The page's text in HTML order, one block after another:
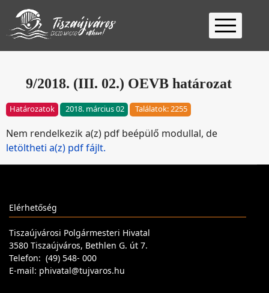
Kezdőlap
2026
9/2018. (III. 02.) OEVB határozat
Határozatok 2018. március 02 Találatok: 2255
Nem rendelkezik a(z) pdf beépülő modullal, de
letöltheti a(z) pdf fájlt.
Elérhetőség
Tiszaújvárosi Polgármesteri Hivatal
3580 Tiszaújváros, Bethlen G. út 7.
Telefon: (49) 548- 000
E-mail: phivatal@tujvaros.hu